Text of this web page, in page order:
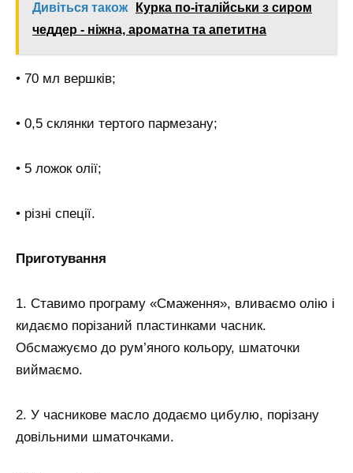
Дивіться також
Курка по-італійськи з сиром
чеддер - ніжна, ароматна та апетитна
• 70 мл вершків;
• 0,5 склянки тертого пармезану;
• 5 ложок олії;
• різні спеції.
Приготування
1. Ставимо програму «Смаження», вливаємо олію і
кидаємо порізаний пластинками часник.
Обсмажуємо до рум’яного кольору, шматочки
виймаємо.
2. У часникове масло додаємо цибулю, порізану
довільними шматочками.